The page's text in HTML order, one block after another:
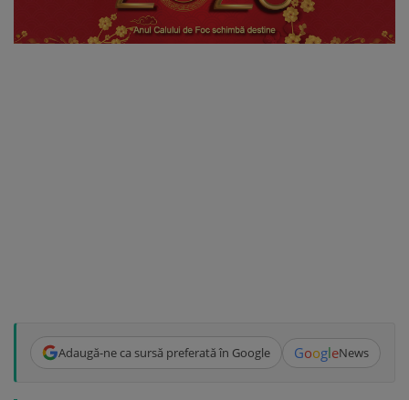
Adaugă-ne ca sursă preferată în Google GoogleNews